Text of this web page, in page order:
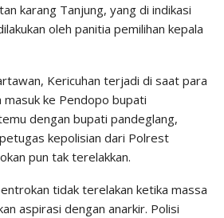
karang Tanjung, yang di indikasi
oleh panitia pemilihan kepala
Kericuhan terjadi di saat para
ke Pendopo bupati
dengan bupati pandeglang,
kepolisian dari Polrest
pun tak terelakkan.
tidak terelakan ketika massa
aspirasi dengan anarkir. Polisi